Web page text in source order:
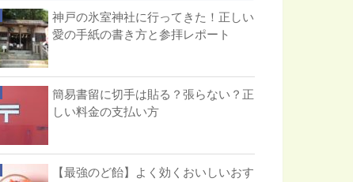
神戸の氷室神社に行ってきた！正しい
愛の手紙の書き方と参拝レポート
簡易書留に切手は貼る？張らない？正
しい料金の支払い方
【最強のど飴】よく効くおいしいおす